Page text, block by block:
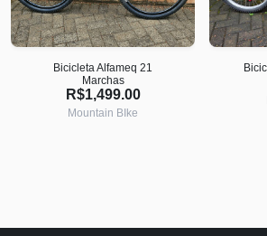
Bicicleta Alfameq 21
Marchas
R$1,499.00
Mountain BIke